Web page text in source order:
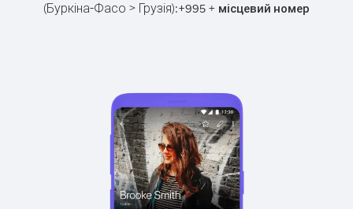
(Буркіна-Фасо > Грузія):+995 + місцевий номер